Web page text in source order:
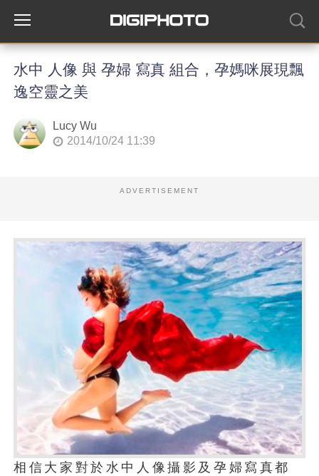
水中 人像 與 孕婦 寫真 組合，孕媽咪展現飄
逸空靈之美
Lucy Wu
2014/10/24 11:39
ADVERTISEMENT
相信大家對於水中人像攝影及孕婦寫真都